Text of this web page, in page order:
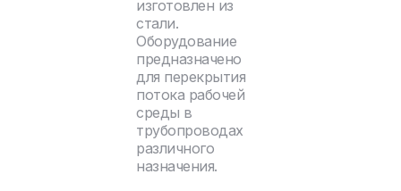
изготовлен из
стали.
Оборудование
предназначено
для перекрытия
потока рабочей
среды в
трубопроводах
различного
назначения.